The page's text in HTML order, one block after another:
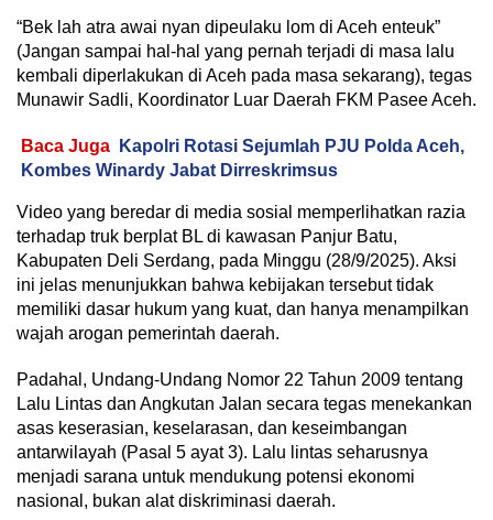
“Bek lah atra awai nyan dipeulaku lom di Aceh enteuk”
(Jangan sampai hal-hal yang pernah terjadi di masa lalu
kembali diperlakukan di Aceh pada masa sekarang), tegas
Munawir Sadli, Koordinator Luar Daerah FKM Pasee Aceh.
Baca Juga
Kapolri Rotasi Sejumlah PJU Polda Aceh,
Kombes Winardy Jabat Dirreskrimsus
Video yang beredar di media sosial memperlihatkan razia
terhadap truk berplat BL di kawasan Panjur Batu,
Kabupaten Deli Serdang, pada Minggu (28/9/2025). Aksi
ini jelas menunjukkan bahwa kebijakan tersebut tidak
memiliki dasar hukum yang kuat, dan hanya menampilkan
wajah arogan pemerintah daerah.
Padahal, Undang-Undang Nomor 22 Tahun 2009 tentang
Lalu Lintas dan Angkutan Jalan secara tegas menekankan
asas keserasian, keselarasan, dan keseimbangan
antarwilayah (Pasal 5 ayat 3). Lalu lintas seharusnya
menjadi sarana untuk mendukung potensi ekonomi
nasional, bukan alat diskriminasi daerah.